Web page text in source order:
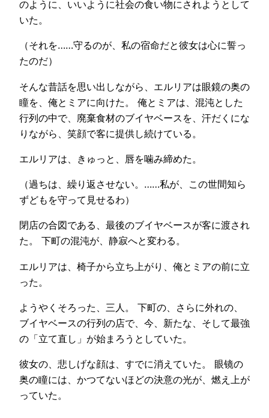
のように、いいように社会の食い物にされようとして
いた。
（それを……守るのが、私の宿命だと彼女は心に誓っ
たのだ）
そんな昔話を思い出しながら、エルリアは眼鏡の奥の
瞳を、俺とミアに向けた。 俺とミアは、混沌とした
行列の中で、廃棄食材のブイヤベースを、汗だくにな
りながら、笑顔で客に提供し続けている。
エルリアは、きゅっと、唇を噛み締めた。
（過ちは、繰り返させない。……私が、この世間知ら
ずどもを守って見せるわ）
閉店の合図である、最後のブイヤベースが客に渡され
た。 下町の混沌が、静寂へと変わる。
エルリアは、椅子から立ち上がり、俺とミアの前に立
った。
ようやくそろった、三人。 下町の、さらに外れの、
ブイヤベースの行列の店で、今、新たな、そして最強
の「立て直し」が始まろうとしていた。
彼女の、悲しげな顔は、すでに消えていた。 眼镜の
奥の瞳には、かつてないほどの決意の光が、燃え上が
っていた。